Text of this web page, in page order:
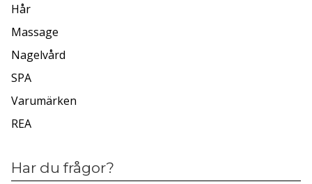
Hår
Massage
Nagelvård
SPA
Varumärken
REA
Har du frågor?